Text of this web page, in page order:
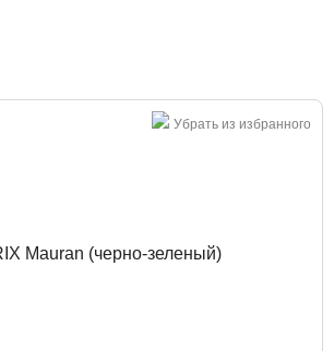
Убрать из избранного